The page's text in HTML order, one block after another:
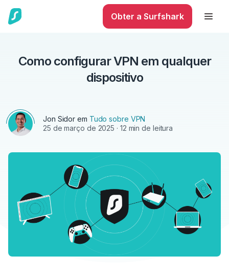
Obter a Surfshark
Como configurar VPN em qualquer
dispositivo
Jon Sidor em Tudo sobre VPN
25 de março de 2025 · 12 min de leitura